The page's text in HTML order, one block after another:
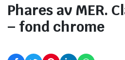
Phares av MER.
– fond chrome